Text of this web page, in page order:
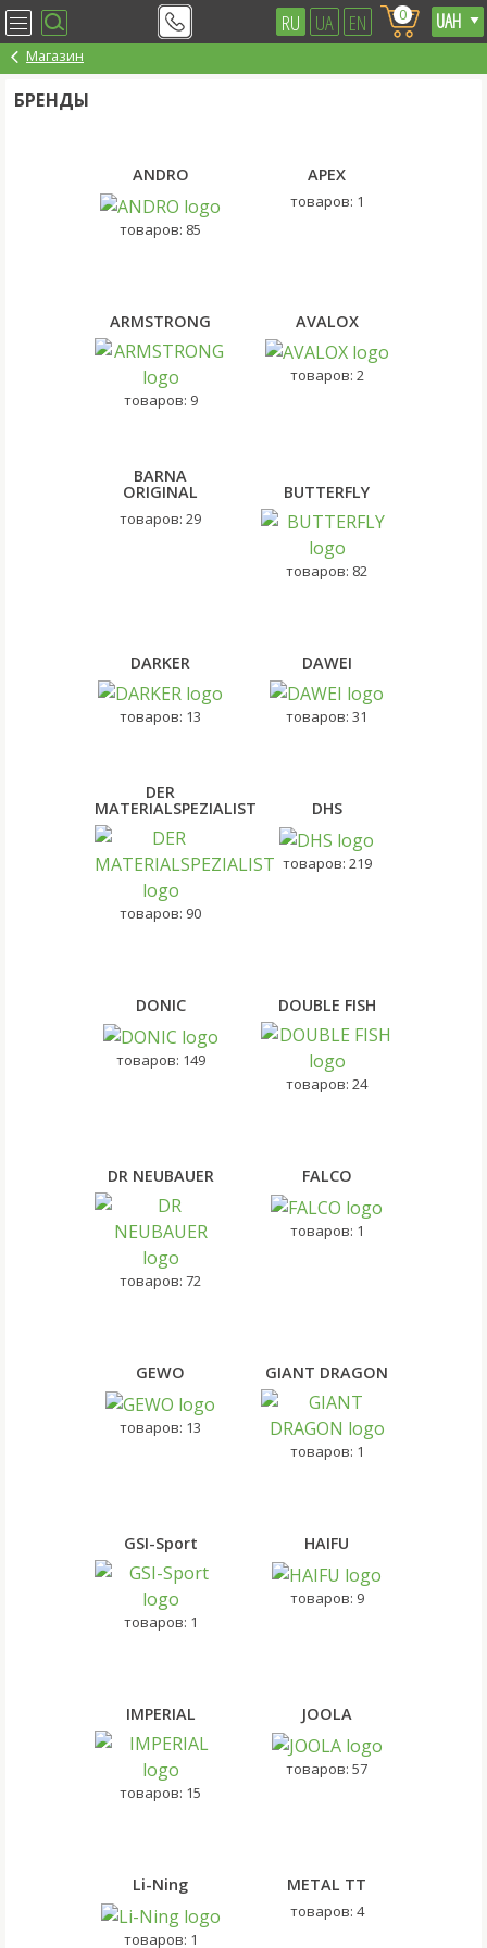
RU UA EN 0
Магазин
БРЕНДЫ
ANDRO
товаров: 85
APEX
товаров: 1
ARMSTRONG
товаров: 9
AVALOX
товаров: 2
BARNA
ORIGINAL
товаров: 29
BUTTERFLY
товаров: 82
DARKER
товаров: 13
DAWEI
товаров: 31
DER
MATERIALSPEZIALIST
товаров: 90
DHS
товаров: 219
DONIC
товаров: 149
DOUBLE FISH
товаров: 24
DR NEUBAUER
товаров: 72
FALCO
товаров: 1
GEWO
товаров: 13
GIANT DRAGON
товаров: 1
GSI-Sport
товаров: 1
HAIFU
товаров: 9
IMPERIAL
товаров: 15
JOOLA
товаров: 57
Li-Ning
товаров: 1
METAL TT
товаров: 4